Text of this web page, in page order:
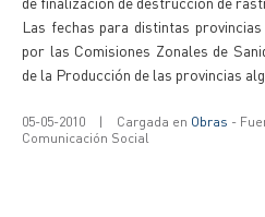
Las fechas para distintas
por las Comisiones Zonales de
de la Producción de las provincias
05-05-2010 | Cargada en Obras -
Comunicación Social